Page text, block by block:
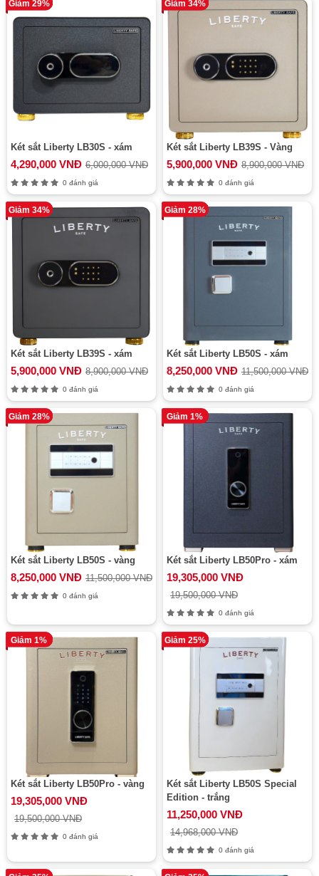
Giảm 29%
Két sắt Liberty LB30S - xám
4,290,000 VNĐ 6,000,000 VNĐ
0 đánh giá
Giảm 34%
Két sắt Liberty LB39S - Vàng
5,900,000 VNĐ 8,900,000 VNĐ
0 đánh giá
Giảm 34%
Két sắt Liberty LB39S - xám
5,900,000 VNĐ 8,900,000 VNĐ
0 đánh giá
Giảm 28%
Két sắt Liberty LB50S - xám
8,250,000 VNĐ 11,500,000 VNĐ
0 đánh giá
Giảm 28%
Két sắt Liberty LB50S - vàng
8,250,000 VNĐ 11,500,000 VNĐ
0 đánh giá
Giảm 1%
Két sắt Liberty LB50Pro - xám
19,305,000 VNĐ
19,500,000 VNĐ
0 đánh giá
Giảm 1%
Két sắt Liberty LB50Pro - vàng
19,305,000 VNĐ
19,500,000 VNĐ
0 đánh giá
Giảm 25%
Két sắt Liberty LB50S Special
Edition - trắng
11,250,000 VNĐ
14,968,000 VNĐ
0 đánh giá